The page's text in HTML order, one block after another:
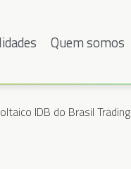
Quem somos
IDB do Brasil Trading